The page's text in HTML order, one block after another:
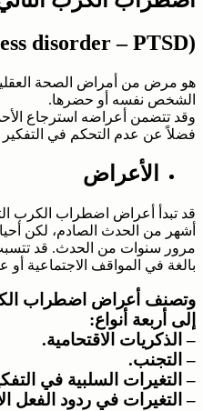
(Post traumatic stress disorder – PTSD)
هو مرض من أمراض الصحة
الشخص نفسه أو حضرها.
وقد تتضمن أعراضه استرجاع
فضلاً عن عدم التحكم في
الأعراض
قد تبدأ أعراض اضطراب الكرب
أشهر من الحدث الصادم، لكن
مرور سنوات من الحدث. قد
بالغة في المواقف الاجتماعية
وتصنف أعراض اضطراب
إلى أربعة أنواع:
– الذكريات الاقتحامية.
– التجنب.
– التغيرات السلبية في
– التغيرات في ردود الفعل